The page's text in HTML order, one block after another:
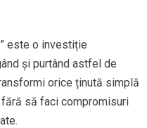
este o investiție
și purtând astfel de
orice ținută simplă
să faci compromisuri